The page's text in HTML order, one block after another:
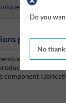
Do you
No
produits
compounds,
excels in